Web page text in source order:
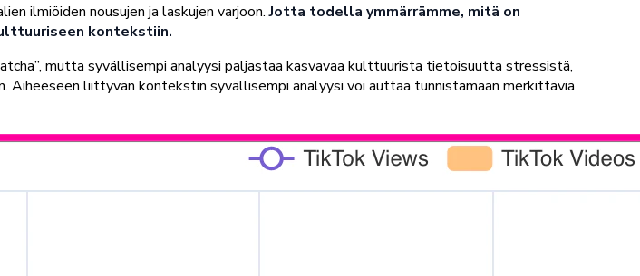
ilmiöiden nousujen ja laskujen varjoon.Jotta todella ymmärrämme, mitä on
kontekstiin.
mutta syvällisempi analyysi paljastaa kasvavaa kulttuurista tietoisuutta stressistä,
Aiheeseen liittyvän kontekstin syvällisempi analyysi voi auttaa tunnistamaan merkittäviä